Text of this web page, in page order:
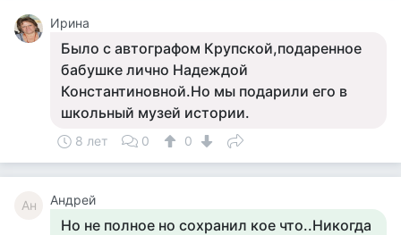
Ирина
Было с автографом Крупской,подаренное
бабушке лично Надеждой
Константиновной.Но мы подарили его в
школьный музей истории.
8 лет 0 0
Ан Андрей
Но не полное но сохранил кое что..Никогда